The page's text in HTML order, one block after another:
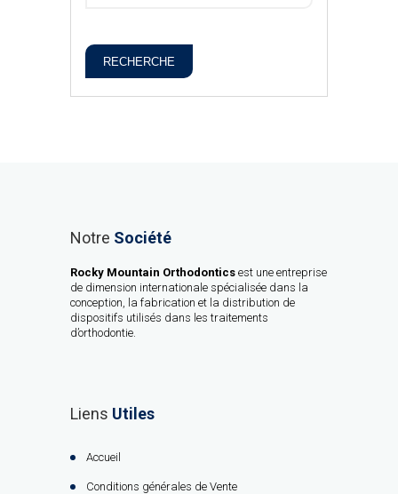
RECHERCHE
Notre Société
Rocky Mountain Orthodontics est une entreprise
de dimension internationale spécialisée dans la
conception, la fabrication et la distribution de
dispositifs utilisés dans les traitements
d’orthodontie.
Liens Utiles
Accueil
Conditions générales de Vente